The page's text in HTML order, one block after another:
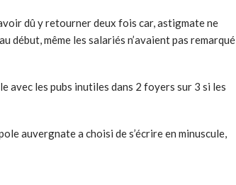
dû y retourner deux fois car, astigmate ne
début, même les salariés n’avaient pas remarqué
avec les pubs inutiles dans 2 foyers sur 3 si les
auvergnate a choisi de s’écrire en minuscule,